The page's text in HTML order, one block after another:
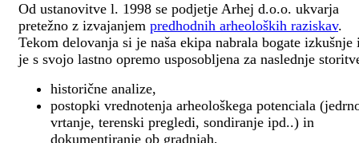
Od ustanovitve l. 1998 se podjetje Arhej d.o.o. ukvarja
pretežno z izvajanjem predhodnih arheoloških raziskav.
Tekom delovanja si je naša ekipa nabrala bogate izkušnje
je s svojo lastno opremo usposobljena za naslednje
historične analize,
postopki vrednotenja arheološkega potenciala
vrtanje, terenski pregledi, sondiranje ipd..) in
dokumentiranje ob gradnjah,